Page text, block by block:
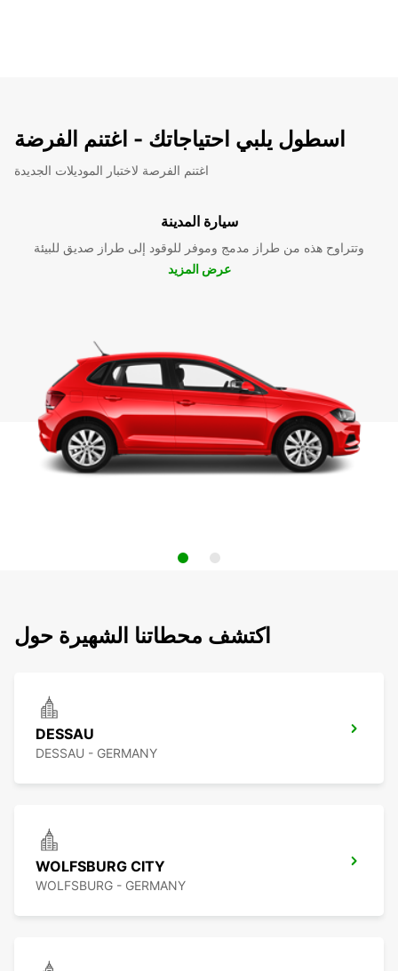
اسطول يلبي احتياجاتك - اغتنم الفرضة
اغتنم الفرصة لاختبار الموديلات الجديدة
سيارة المدينة
وتتراوح هذه من طراز مدمج وموفر للوقود إلى طراز صديق للبيئة
عرض المزيد
اكتشف محطاتنا الشهيرة حول
DESSAU
DESSAU - GERMANY
WOLFSBURG CITY
WOLFSBURG - GERMANY